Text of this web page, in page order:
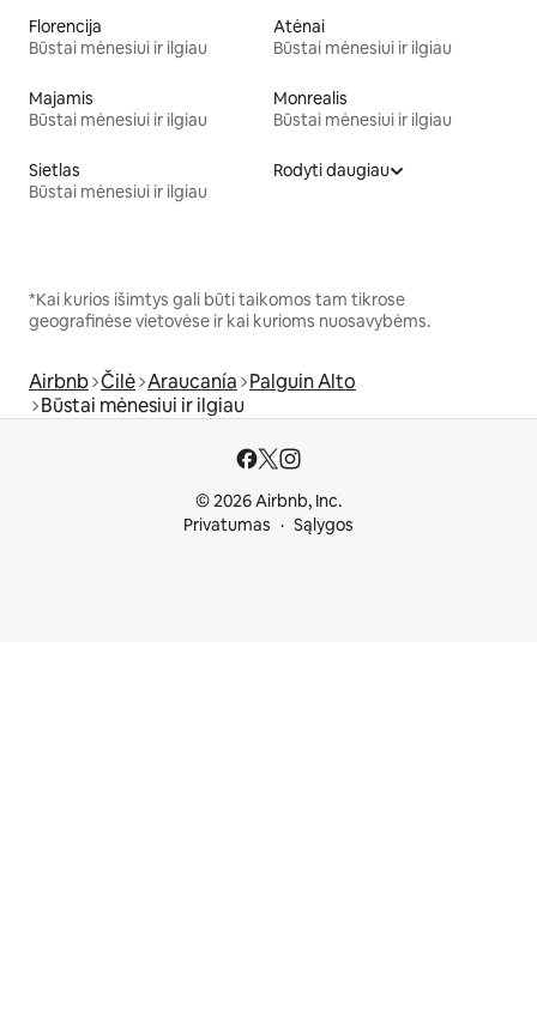
Florencija
Būstai mėnesiui ir ilgiau
Atėnai
Būstai mėnesiui ir ilgiau
Majamis
Būstai mėnesiui ir ilgiau
Monrealis
Būstai mėnesiui ir ilgiau
Sietlas
Būstai mėnesiui ir ilgiau
Rodyti daugiau
*Kai kurios išimtys gali būti taikomos tam tikrose
geografinėse vietovėse ir kai kurioms nuosavybėms.
Airbnb Čilė Araucanía Palguin Alto
Būstai mėnesiui ir ilgiau
© 2026 Airbnb, Inc.
Privatumas
Sąlygos